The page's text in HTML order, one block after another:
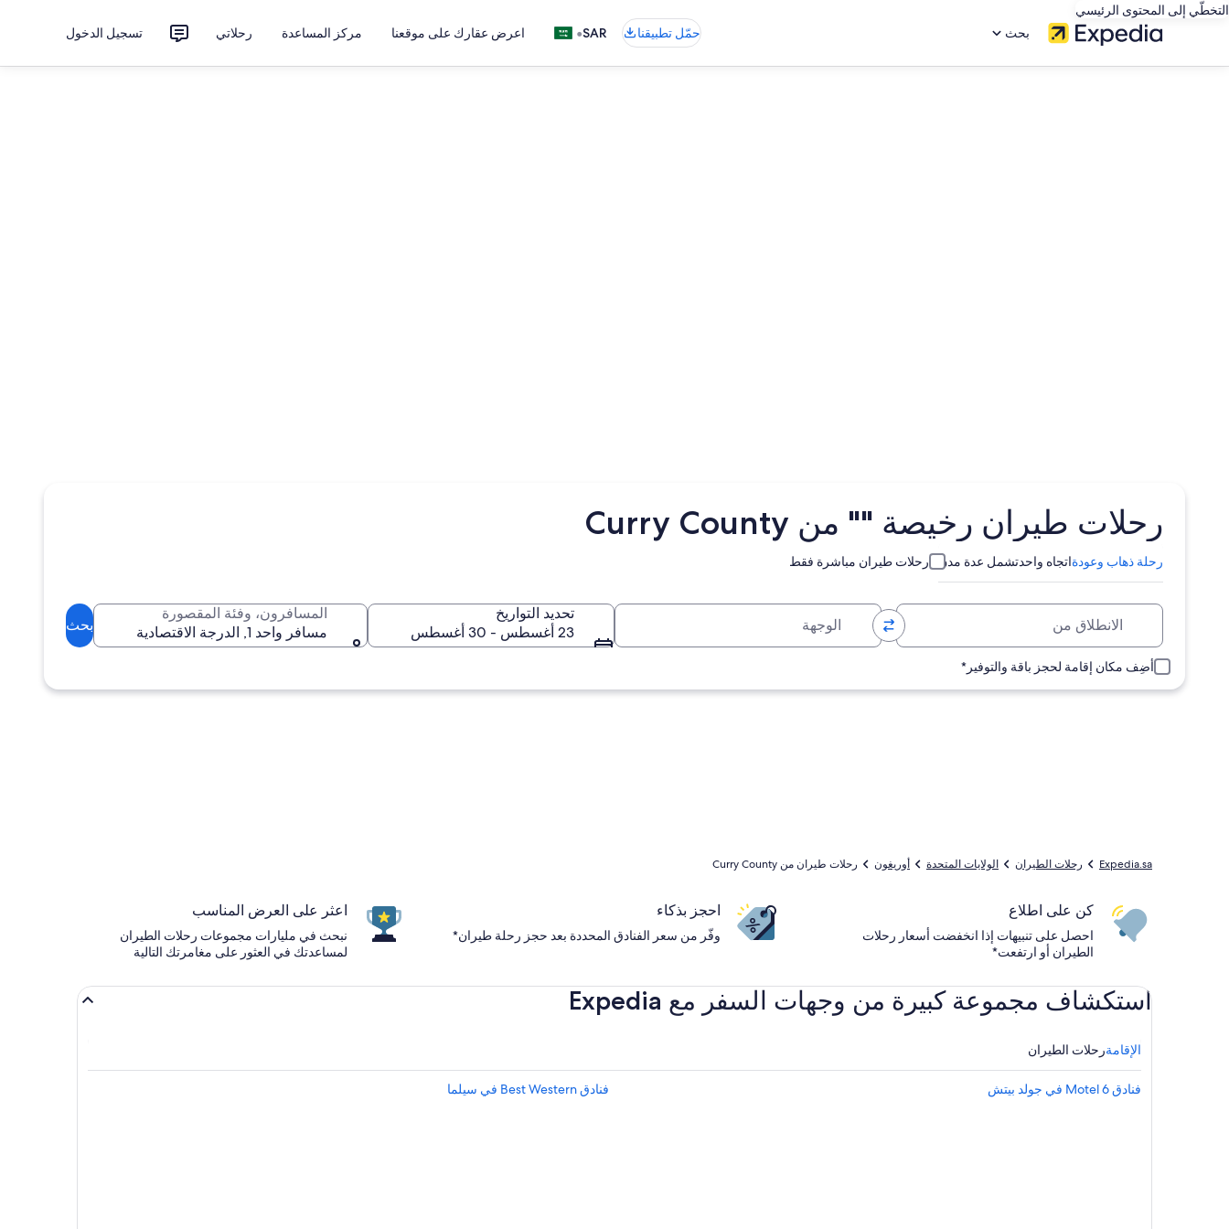
التخطّي إلى المحتوى الرئيسي
بحث
حمّل تطبيقنا SAR
• اعرض عقارك على موقعنا مركز المساعدة رحلاتي تسجيل الدخول
رحلات طيران رخيصة "" من Curry County
رحلة ذهاب وعودةاتجاه واحدتشمل عدة مدن رحلات طيران مباشرة فقط
تحديد التواريخ
23 أغسطس - 30 أغسطس
المسافرون، وفئة المقصورة
مسافر واحد 1, الدرجة الاقتصادية
بحث
أضِف مكان إقامة لحجز باقة والتوفير*
Expedia.sa رحلات الطيران الولايات المتحدة أوريغون رحلات طيران من Curry County
كن على اطلاع
احصل على تنبيهات إذا انخفضت أسعار رحلات
الطيران أو ارتفعت*
احجز بذكاء
وفّر من سعر الفنادق المحددة بعد حجز رحلة طيران*
اعثر على العرض المناسب
نبحث في مليارات مجموعات رحلات الطيران
لمساعدتك في العثور على مغامرتك التالية
استكشاف مجموعة كبيرة من وجهات السفر مع Expedia
الإقامةرحلات الطيران
فنادق Motel 6 في جولد بيتش فنادق Best Western في سيلما